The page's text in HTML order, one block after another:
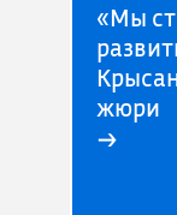
«Мы
жюри
→